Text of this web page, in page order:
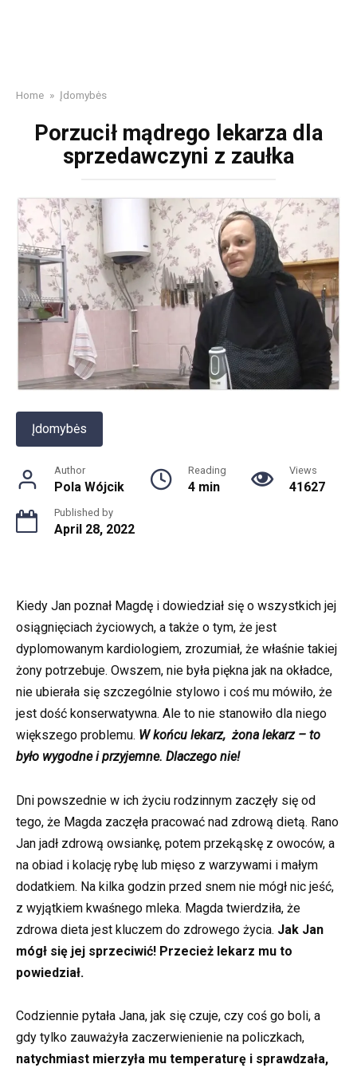
Home » Įdomybės
Porzucił mądrego lekarza dla
sprzedawczyni z zaułka
Įdomybės
Author
Pola Wójcik
Reading
4 min
Views
41627
Published by
April 28, 2022
Kiedy Jan poznał Magdę i dowiedział się o wszystkich jej
osiągnięciach życiowych, a także o tym, że jest
dyplomowanym kardiologiem, zrozumiał, że właśnie takiej
żony potrzebuje. Owszem, nie była piękna jak na okładce,
nie ubierała się szczególnie stylowo i coś mu mówiło, że
jest dość konserwatywna. Ale to nie stanowiło dla niego
większego problemu. W końcu lekarz, żona lekarz – to
było wygodne i przyjemne. Dlaczego nie!
Dni powszednie w ich życiu rodzinnym zaczęły się od
tego, że Magda zaczęła pracować nad zdrową dietą. Rano
Jan jadł zdrową owsiankę, potem przekąskę z owoców, a
na obiad i kolację rybę lub mięso z warzywami i małym
dodatkiem. Na kilka godzin przed snem nie mógł nic jeść,
z wyjątkiem kwaśnego mleka. Magda twierdziła, że
zdrowa dieta jest kluczem do zdrowego życia. Jak Jan
mógł się jej sprzeciwić! Przecież lekarz mu to
powiedział.
Codziennie pytała Jana, jak się czuje, czy coś go boli, a
gdy tylko zauważyła zaczerwienienie na policzkach,
natychmiast mierzyła mu temperaturę i sprawdzała,